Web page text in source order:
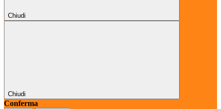
Chiudi
Chiudi
Conferma